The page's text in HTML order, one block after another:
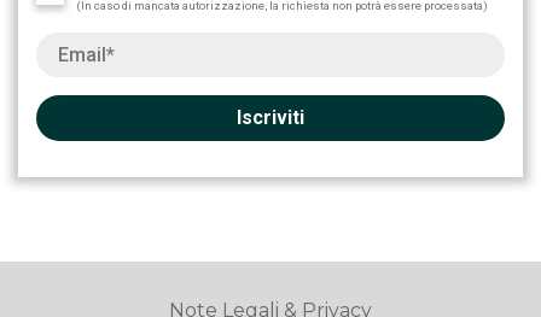
(In caso di mancata autorizzazione, la richiesta non potrà essere processata)
Iscriviti
Note Legali & Privacy